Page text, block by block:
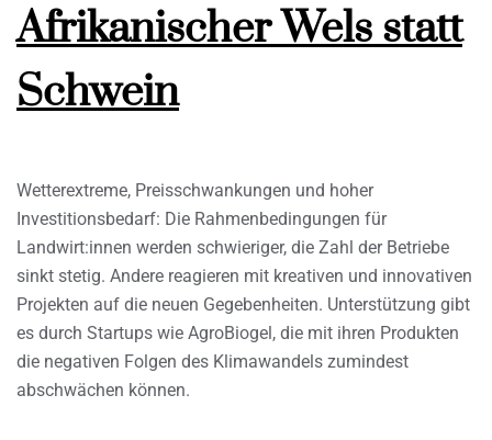
Afrikanischer Wels statt
Schwein
Wetterextreme, Preisschwankungen und hoher
Investitionsbedarf: Die Rahmenbedingungen für
Landwirt:innen werden schwieriger, die Zahl der Betriebe
sinkt stetig. Andere reagieren mit kreativen und innovativen
Projekten auf die neuen Gegebenheiten. Unterstützung gibt
es durch Startups wie AgroBiogel, die mit ihren Produkten
die negativen Folgen des Klimawandels zumindest
abschwächen können.